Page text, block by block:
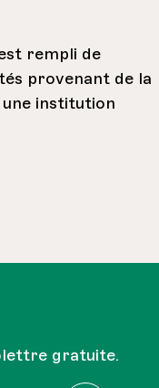
rempli de
provenant de la
institution
gratuite.